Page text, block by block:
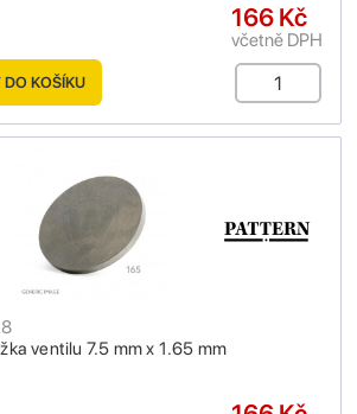
166 Kč
včetně DPH
DO KOŠÍKU
ventilu 7.5 mm x 1.65 mm